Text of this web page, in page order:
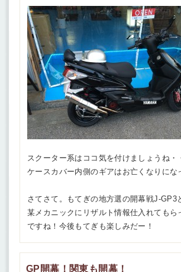
スクーター系はココ気を付けましょうね
ケースカバー内側のギアはお亡くなりに
さてさて。もてぎの地方選の開幕戦J-
某メカニックにリザルト情報仕入れても
ですね！今後もてぎも楽しみだー！
GP開幕！関東も開幕！